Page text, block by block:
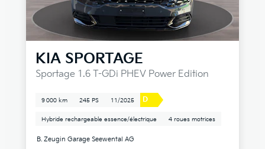
KIA SPORTAGE
Sportage 1.6 T-GDi PHEV Power Edition
9 000 km 245 PS 11/2025 D
Hybride rechargeable essence/électrique 4 roues motrices
B. Zeugin Garage Seewental AG